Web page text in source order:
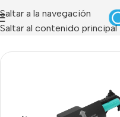
Saltar a la navegación
Saltar al contenido principal
» Tambor Premium